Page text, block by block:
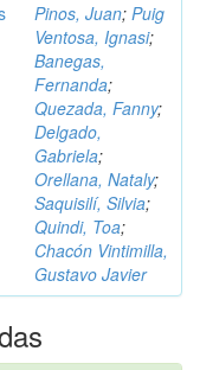
Pinos, Juan; Puig
Ventosa, Ignasi;
Banegas,
Fernanda;
Quezada, Fanny;
Delgado,
Gabriela;
Orellana, Nataly;
Saquisilí, Silvia;
Quindi, Toa;
Chacón Vintimilla,
Gustavo Javier